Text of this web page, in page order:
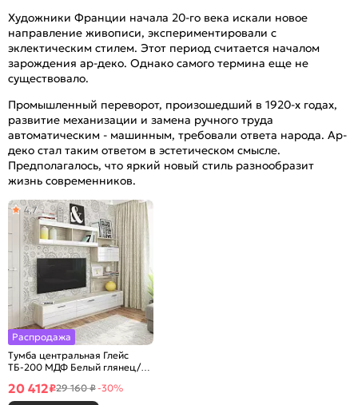
Художники Франции начала 20-го века искали новое
направление живописи, экспериментировали с
эклектическим стилем. Этот период считается началом
зарождения ар-деко. Однако самого термина еще не
существовало.
Промышленный переворот, произошедший в 1920-х годах,
развитие механизации и замена ручного труда
автоматическим - машинным, требовали ответа народа. Ар-
деко стал таким ответом в эстетическом смысле.
Предполагалось, что яркий новый стиль разнообразит
жизнь современников.
Распродажа
Тумба центральная Глейс
ТБ-200 МДФ Белый глянец/
4,7
20 412₽29 160 ₽-30%